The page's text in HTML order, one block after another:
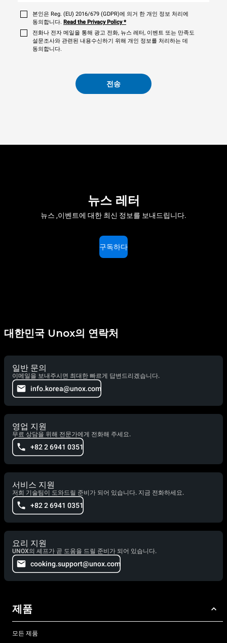
본인은 Reg. (EU) 2016/679 (GDPR)에 의거 한 개인 정보 처리에
동의합니다. Read the Privacy Policy*
전화나 전자 메일을 통해 광고 전화, 뉴스 레터, 이벤트 또는 만족도
설문조사와 관련된 내용수신하기 위해 개인 정보를 처리하는 데
동의합니다.
전송
뉴스 레터
뉴스 ,이벤트에 대한 최신 정보를 보내드립니다.
구독하다
대한민국 Unox의 연락처
일반 문의
이메일을 보내주시면 최대한 빠르게 답변드리겠습니다.
info.korea@unox.com
영업 지원
무료 상담을 위해 전문가에게 전화해 주세요.
+82 2 6941 0351
서비스 지원
저희 기술팀이 도와드릴 준비가 되어 있습니다. 지금 전화하세요.
+82 2 6941 0351
요리 지원
UNOX의 셰프가 곧 도움을 드릴 준비가 되어 있습니다.
cooking.support@unox.com
제품
모든 제품